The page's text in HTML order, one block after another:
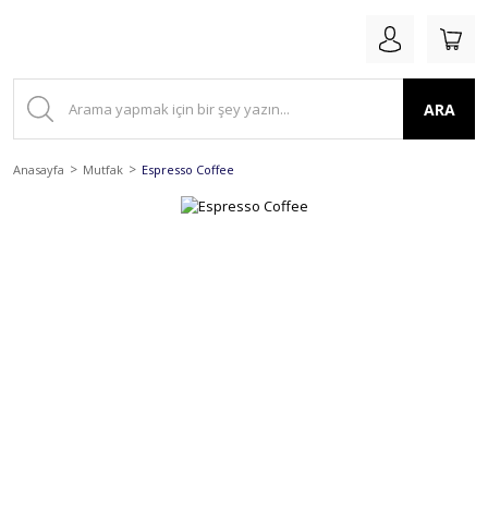
ARA
Anasayfa Mutfak Espresso Coffee